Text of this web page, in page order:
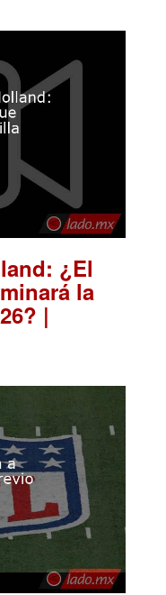
¿El
la
|